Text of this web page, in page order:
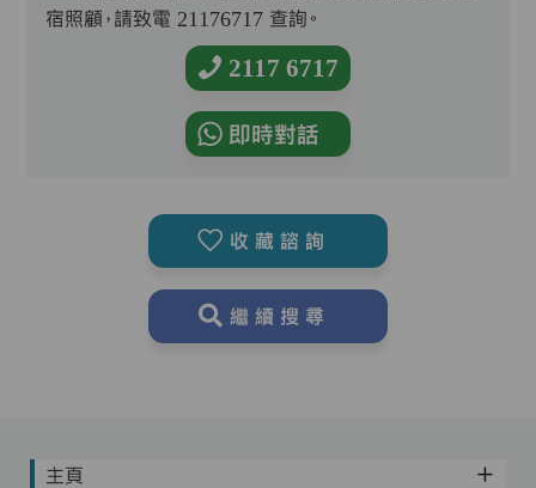
宿照顧，請致電 21176717 查詢。
2117 6717
即時對話
收藏諮詢
繼續搜尋
主頁